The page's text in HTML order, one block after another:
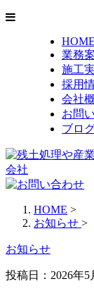
HOME
業務
施工
採用
会社
お問
ブロ
HOME >
お知らせ >
お知らせ
投稿日：2026年5